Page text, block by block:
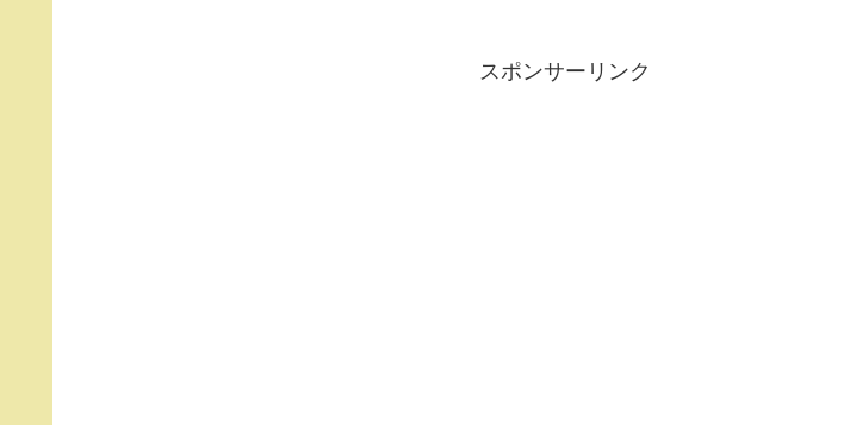
スポンサーリンク